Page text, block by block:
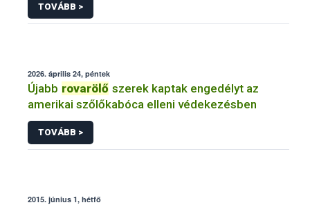
TOVÁBB >
2026. április 24, péntek
Újabb rovarölő szerek kaptak engedélyt az
amerikai szőlőkabóca elleni védekezésben
TOVÁBB >
2015. június 1, hétfő